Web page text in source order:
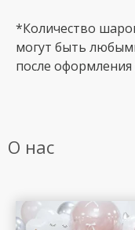
*Количество
могут быть
после оформления
О нас